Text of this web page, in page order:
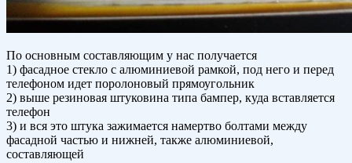
По основным составляющим у нас получается
1) фасадное стекло с алюминиевой рамкой, под него и перед
телефоном идет поролоновый прямоугольник
2) выше резиновая штуковина типа бампер, куда вставляется
телефон
3) и вся это штука зажимается намертво болтами между
фасадной частью и нижней, также алюминиевой,
составляющей